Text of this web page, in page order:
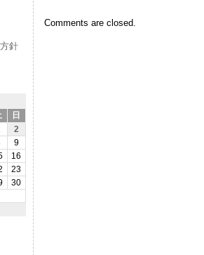
針
日
2
9
16
23
30
Comments are closed.